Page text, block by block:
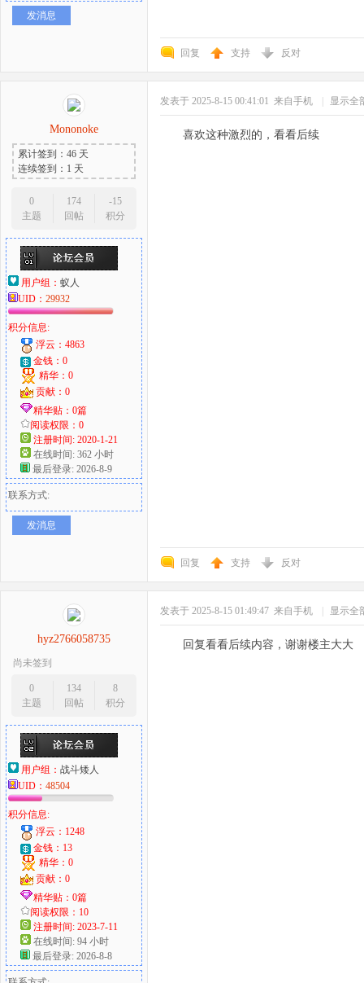
发消息
回复 支持 反对
Mononoke
累计签到：46 天
连续签到：1 天
0
主题
174
回帖
-15
积分
用户组： 蚁人
UID： 29932
积分信息:
浮云：4863
金钱：0
精华：0
贡献：0
精华贴：0篇
阅读权限：0
注册时间: 2020-1-21
在线时间: 362 小时
最后登录: 2026-8-9
联系方式:
发消息
发表于 2025-8-15 00:41:01 来自手机 显示全
喜欢这种激烈的，看看后续
回复 支持 反对
hyz2766058735
尚未签到
0
主题
134
回帖
8
积分
用户组： 战斗矮人
UID： 48504
积分信息:
浮云：1248
金钱：13
精华：0
贡献：0
精华贴：0篇
阅读权限：10
注册时间: 2023-7-11
在线时间: 94 小时
最后登录: 2026-8-8
发表于 2025-8-15 01:49:47 来自手机 显示全
回复看看后续内容，谢谢楼主大大